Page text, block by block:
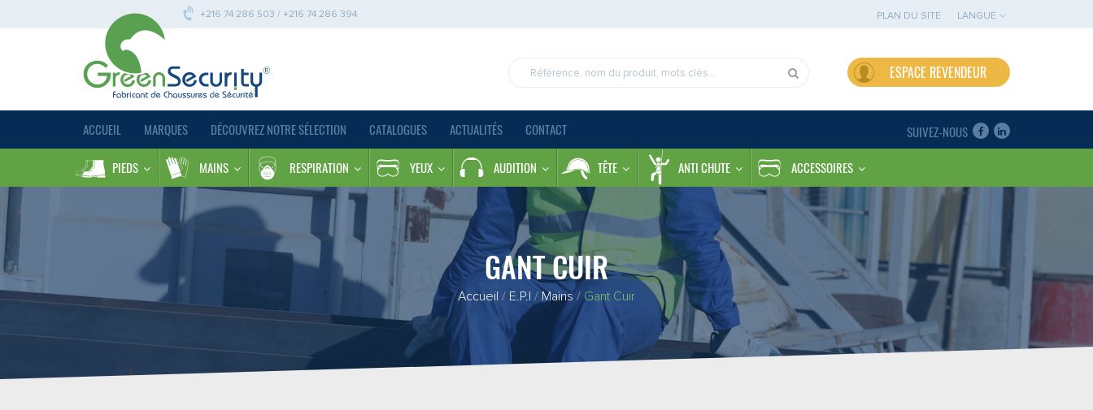
+216 74 286 503 / +216 74 286 394 PLAN DU SITE LANGUE
ESPACE REVENDEUR
ACCUEIL MARQUES DÉCOUVREZ NOTRE SÉLECTION CATALOGUES ACTUALITÉS CONTACT SUIVEZ-NOUS
PIEDS MAINS RESPIRATION YEUX AUDITION TÊTE ANTI CHUTE ACCESSOIRES
GANT CUIR
Accueil / E.P.I / Mains/Gant Cuir